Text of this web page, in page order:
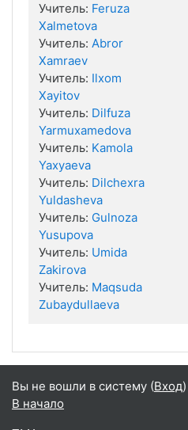
Учитель: Feruza
Xalmetova
Учитель: Abror
Xamraev
Учитель: Ilxom
Xayitov
Учитель: Dilfuza
Yarmuxamedova
Учитель: Kamola
Yaxyaeva
Учитель: Dilchexra
Yuldasheva
Учитель: Gulnoza
Yusupova
Учитель: Umida
Zakirova
Учитель: Maqsuda
Zubaydullaeva
Вы не вошли в систему (Вход)
В начало